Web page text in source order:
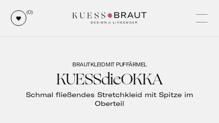
(0)
BRAUTKLEID MIT PUFFÄRMEL
KUESSdieOKKA
Schmal fließendes Stretchkleid mit Spitze im
Oberteil